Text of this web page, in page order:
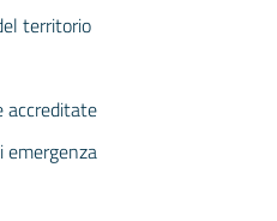
territorio
accreditate
emergenza